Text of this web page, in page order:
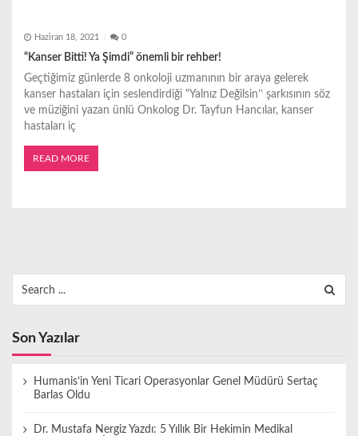
Haziran 18, 2021 0
“Kanser Bitti! Ya Şimdi” önemli bir rehber!
Geçtiğimiz günlerde 8 onkoloji uzmanının bir araya gelerek
kanser hastaları için seslendirdiği "Yalnız Değilsin’’ şarkısının söz
ve müziğini yazan ünlü Onkolog Dr. Tayfun Hancılar, kanser
hastaları iç
READ MORE
for:
Son Yazılar
Humanis’in Yeni Ticari Operasyonlar Genel Müdürü Sertaç
Barlas Oldu
Dr. Mustafa Nergiz Yazdı: 5 Yıllık Bir Hekimin Medikal